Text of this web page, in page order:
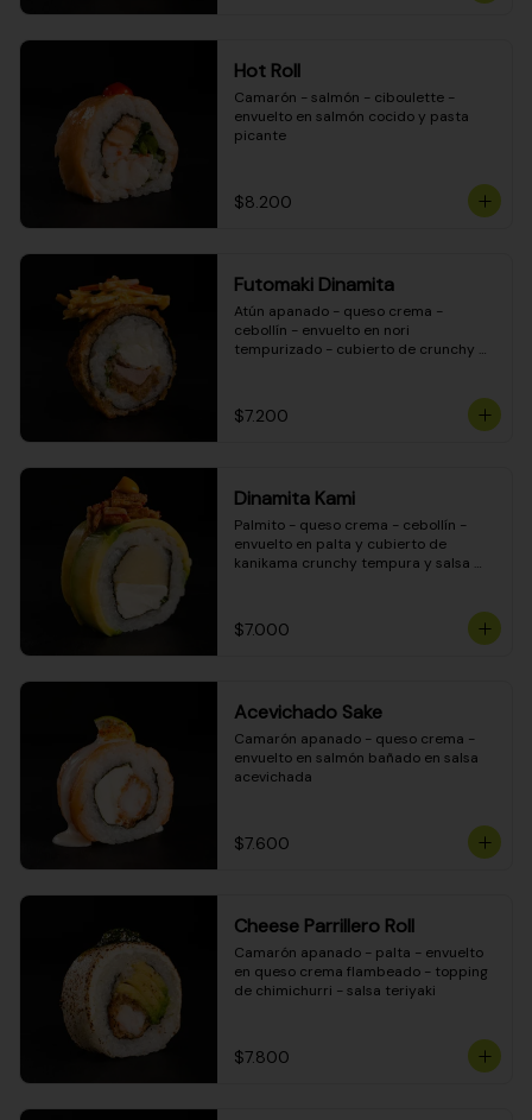
Hot Roll
Camarón - salmón - ciboulette -
envuelto en salmón cocido y pasta
picante
$8.200
Futomaki Dinamita
Atún apanado - queso crema -
cebollín - envuelto en nori
tempurizado - cubierto de crunchy
$7.200
Dinamita Kami
Palmito - queso crema - cebollín -
envuelto en palta y cubierto de
kanikama crunchy tempura y salsa
$7.000
Acevichado Sake
Camarón apanado - queso crema -
envuelto en salmón bañado en salsa
acevichada
$7.600
Cheese Parrillero Roll
Camarón apanado - palta - envuelto
en queso crema flambeado - topping
de chimichurri - salsa teriyaki
$7.800